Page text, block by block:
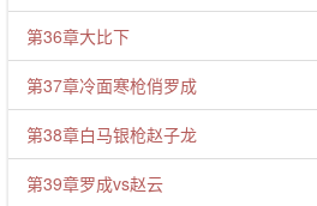
第36章大比下
第37章冷面寒枪俏罗成
第38章白马银枪赵子龙
第39章罗成vs赵云